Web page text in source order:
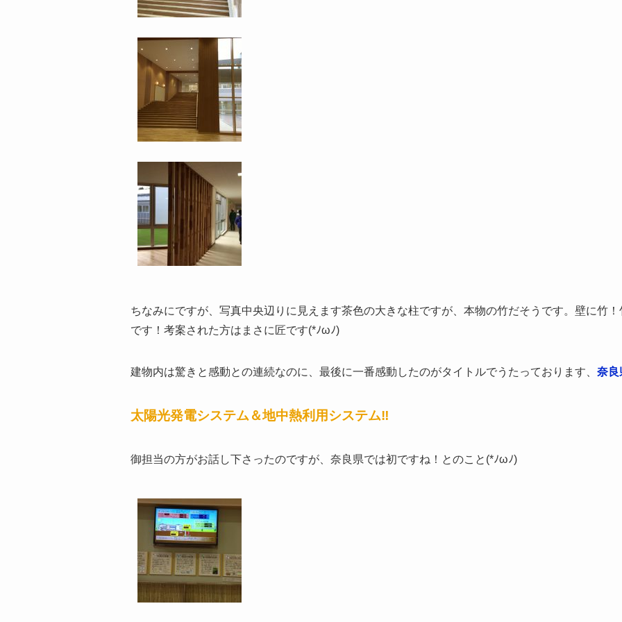
ちなみにですが、写真中央辺りに見えます茶色の大きな柱ですが、本物の竹だそうです。壁に竹
です！考案された方はまさに匠です(*ﾉωﾉ)
建物内は驚きと感動との連続なのに、最後に一番感動したのがタイトルでうたっております、 奈良
太陽光発電システム＆地中熱利用システム‼
御担当の方がお話し下さったのですが、奈良県では初ですね！とのこと(*ﾉωﾉ)